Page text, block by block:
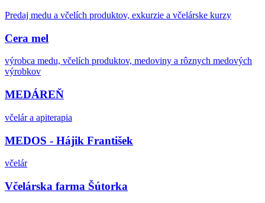
Predaj medu a včelích produktov, exkurzie a včelárske kurzy
Cera mel
výrobca medu, včelích produktov, medoviny a rôznych medových
výrobkov
MEDÁREŇ
včelár a apiterapia
MEDOS - Hájik František
včelár
Včelárska farma Šútorka